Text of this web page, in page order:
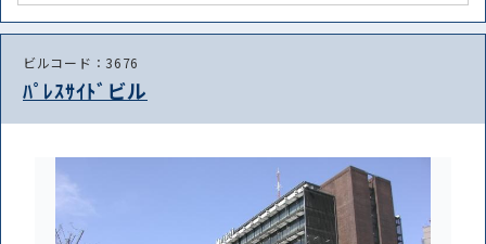
ビルコード：3676
ﾊﾟﾚｽｻｲﾄﾞビル